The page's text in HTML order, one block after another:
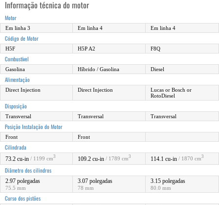
Informação técnica do motor
Motor
Em linha 3 Em linha 4 Em linha 4
Código de Motor
H5F H5P A2 F8Q
Combustível
Gasolina Híbrido / Gasolina Diesel
Alimentação
Direct Injection Direct Injection
Lucas or Bosch or
RotoDiesel
Disposição
Transversal Transversal Transversal
Posição Instalação do Motor
Front Front
Cilindrada
73.2 cu-in / 1199 cm3 109.2 cu-in / 1789 cm3 114.1 cu-in / 1870 cm3
Diâmetro dos cilindros
2.97 polegadas
75.5 mm
3.07 polegadas
78 mm
3.15 polegadas
80.0 mm
Curso dos pistões